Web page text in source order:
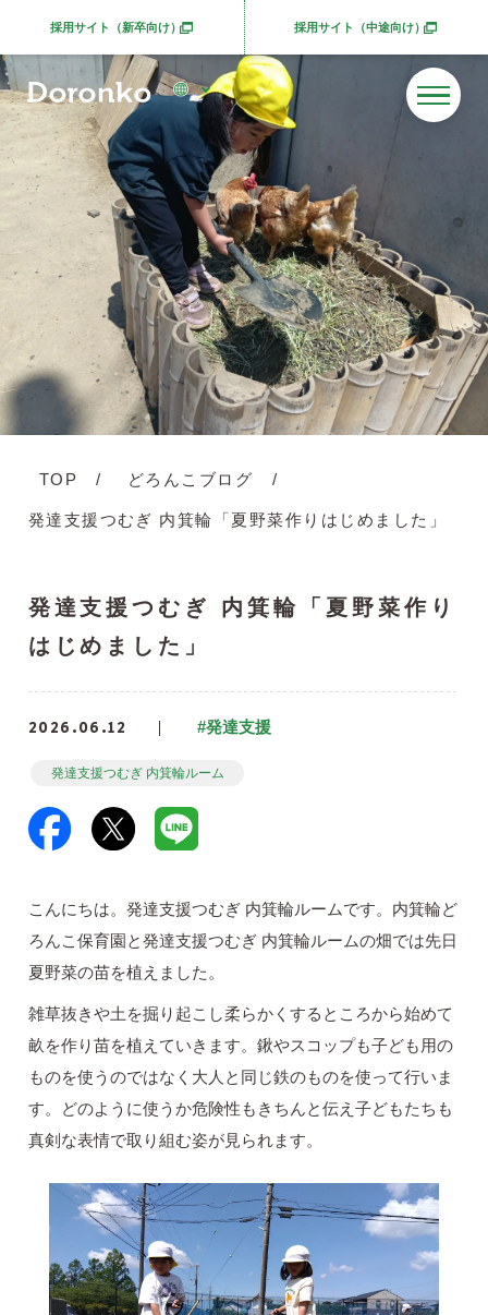
採用サイト（新卒向け）別ウィンドウで開きます 採用サイト（中途向け）別ウィンドウで開きま
TOP どろんこブログ
発達支援つむぎ 内箕輪「夏野菜作りはじめました」
発達支援つむぎ 内箕輪「夏野菜作り
はじめました」
2026.06.12 #発達支援
発達支援つむぎ 内箕輪ルーム
こんにちは。発達支援つむぎ 内箕輪ルームです。内箕輪ど
ろんこ保育園と発達支援つむぎ 内箕輪ルームの畑では先日
夏野菜の苗を植えました。
雑草抜きや土を掘り起こし柔らかくするところから始めて
畝を作り苗を植えていきます。鍬やスコップも子ども用の
ものを使うのではなく大人と同じ鉄のものを使って行いま
す。どのように使うか危険性もきちんと伝え子どもたちも
真剣な表情で取り組む姿が見られます。